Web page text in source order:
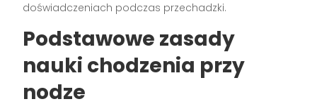
doświadczeniach podczas przechadzki.
Podstawowe zasady
nauki chodzenia przy
nodze